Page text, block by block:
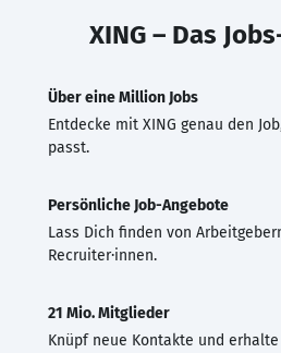
XING – Das
Über eine Million Jobs
Entdecke mit XING genau den
passt.
Persönliche Job-Angebote
Lass Dich finden von
Recruiter·innen.
21 Mio. Mitglieder
Knüpf neue Kontakte und